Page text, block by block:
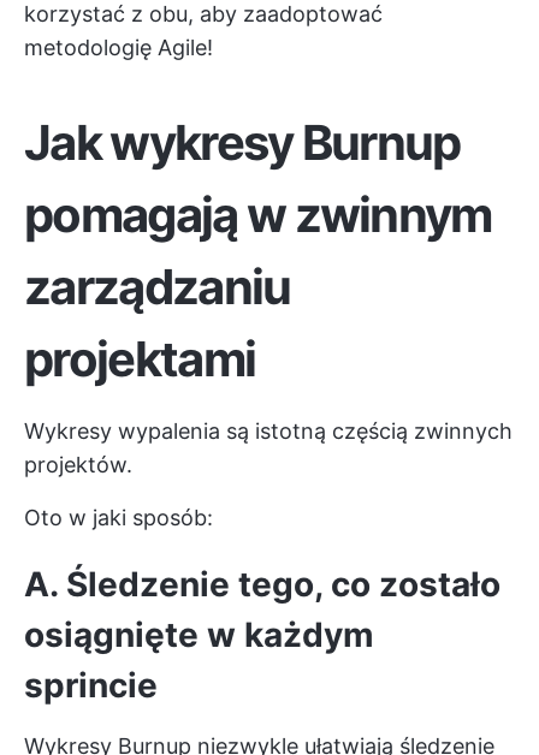
korzystać z obu, aby zaadoptować
metodologię Agile!
Jak wykresy Burnup
pomagają w zwinnym
zarządzaniu
projektami
Wykresy wypalenia są istotną częścią zwinnych
projektów.
Oto w jaki sposób:
A. Śledzenie tego, co zostało
osiągnięte w każdym
sprincie
Wykresy Burnup niezwykle ułatwiają śledzenie